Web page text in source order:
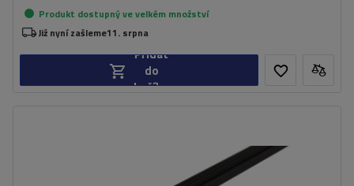
Produkt dostupný ve velkém množství
Již nyní zašleme11. srpna
Přidat
do
košíku